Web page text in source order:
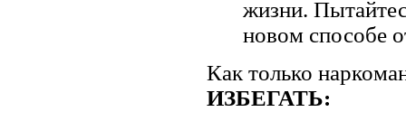
жизни.
новом способе
Как только
ИЗБЕГАТЬ: